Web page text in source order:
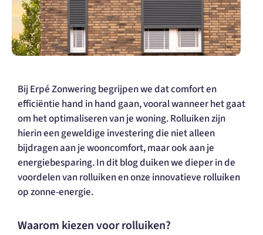
Bij Erpé Zonwering begrijpen we dat comfort en
efficiëntie hand in hand gaan, vooral wanneer het gaat
om het optimaliseren van je woning. Rolluiken zijn
hierin een geweldige investering die niet alleen
bijdragen aan je wooncomfort, maar ook aan je
energiebesparing. In dit blog duiken we dieper in de
voordelen van rolluiken en onze innovatieve rolluiken
op zonne-energie.
Waarom kiezen voor rolluiken?